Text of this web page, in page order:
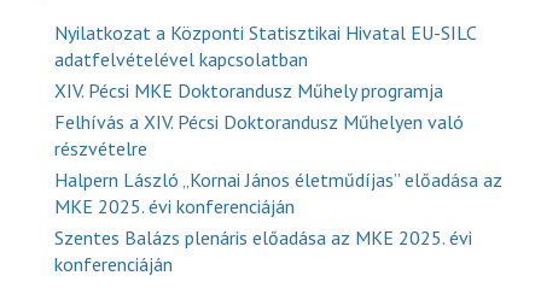
Nyilatkozat a Központi Statisztikai Hivatal EU-SILC
adatfelvételével kapcsolatban
XIV. Pécsi MKE Doktorandusz Műhely programja
Felhívás a XIV. Pécsi Doktorandusz Műhelyen való
részvételre
Halpern László „Kornai János életműdíjas” előadása az
MKE 2025. évi konferenciáján
Szentes Balázs plenáris előadása az MKE 2025. évi
konferenciáján